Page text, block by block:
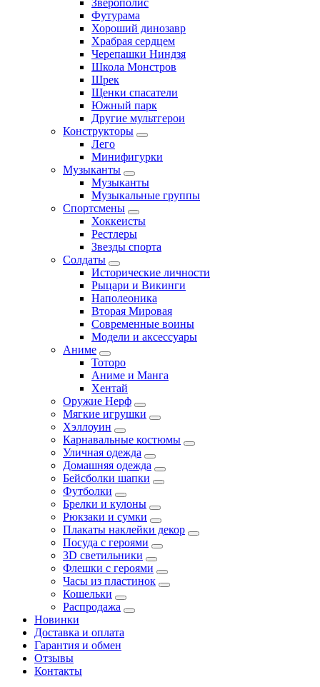
Футурама
Хороший динозавр
Храбрая сердцем
Черепашки Ниндзя
Школа Монстров
Шрек
Щенки спасатели
Южный парк
Другие мультгерои
Конструкторы
Лего
Минифигурки
Музыканты
Музыканты
Музыкальные группы
Спортсмены
Хоккеисты
Рестлеры
Звезды спорта
Солдаты
Исторические личности
Рыцари и Викинги
Наполеоника
Вторая Мировая
Современные воины
Модели и аксессуары
Аниме
Тоторо
Аниме и Манга
Хентай
Оружие Нерф
Мягкие игрушки
Хэллоуин
Карнавальные костюмы
Уличная одежда
Домашняя одежда
Бейсболки шапки
Футболки
Брелки и кулоны
Рюкзаки и сумки
Плакаты наклейки декор
Посуда с героями
3D светильники
Флешки с героями
Часы из пластинок
Кошельки
Распродажа
Новинки
Доставка и оплата
Гарантия и обмен
Отзывы
Контакты